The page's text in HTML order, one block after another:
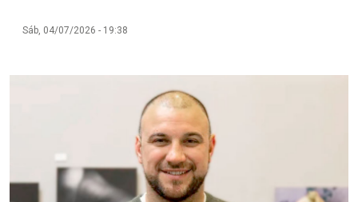
Sáb, 04/07/2026 - 19:38